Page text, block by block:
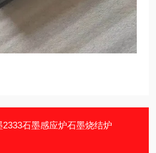
2333石墨感应炉石墨烧结炉